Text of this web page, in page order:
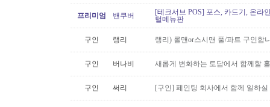
프리미엄 밴쿠버
[테크서브 POS] 포스, 카드기, 온라
털메뉴판
구인 랭리 랭리) 롤맨or스시맨 풀/파트 구인합
구인 버나비 새롭게 변화하는 토담에서 함께할
구인 써리 [구인] 페인팅 회사에서 함께 일하